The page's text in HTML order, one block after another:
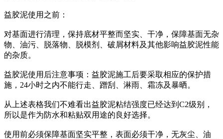
益胶泥使用之前：
对基面进行清理，保持底材平整而坚实、干净，保障基面无杂
物、油污、脱落物、脱模剂、破屑材料及其他影响益胶泥性能
的杂质。
益胶泥使用后注意事项：益胶泥施工后要采取相应的保护措
施，24小时之内不能行走、蹭刮、淋雨、霜冻及暴晒。
从上述表格我们不难看出益胶泥粘结强度已经达到C2级别，
所以是作为防水和粘贴双用途的良好选择。
使用前必须保障基面坚实平整，表面必须干净，无灰尘、油